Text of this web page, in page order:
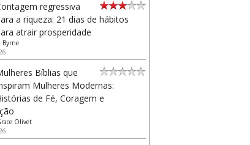
regressiva
a riqueza: 21 dias de hábitos
atrair prosperidade
Byrne
Bíblias que
Mulheres Modernas:
de Fé, Coragem e
Olivet